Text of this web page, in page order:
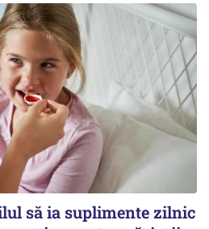
să ia suplimente zilnic